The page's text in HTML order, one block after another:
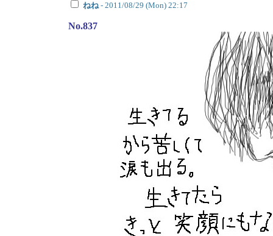
ねね- 2011/08/29 (Mon) 22:17
No.837